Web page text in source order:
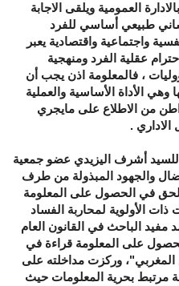
العمومية ويلقى الاجابة
طبيعي أساسي للفرد
واجتماعية واقتصادية يعبر
عقلية الفرد ومنهجية
، فالمعلومة اذن يجب أن
الأداة الأساسية والعملية
من الاطلاع على مايجري
الاداري .
للسيد أشرف اليزيدي عضو جمعية
والجهود المبذولة من طرف
في الحصول على المعلومة
ذات الأولوية لمحاربة الفساد
أحمد مفيد الباحث في القانون العام
على المعلومة قراءة في
المغربي"، وركزت مداخلته على
مرتبط بحرية المعلومات حيث